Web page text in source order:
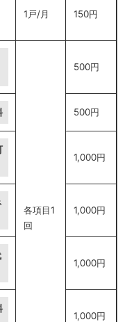
1戸/月 150円
各項目1
回
500円
500円
1,000円
1,000円
1,000円
1,000円